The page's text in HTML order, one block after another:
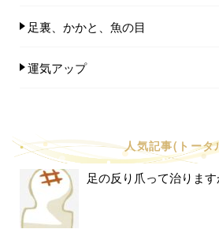
足裏、かかと、魚の目
運気アップ
人気記事(トータ
足の反り爪って治りま